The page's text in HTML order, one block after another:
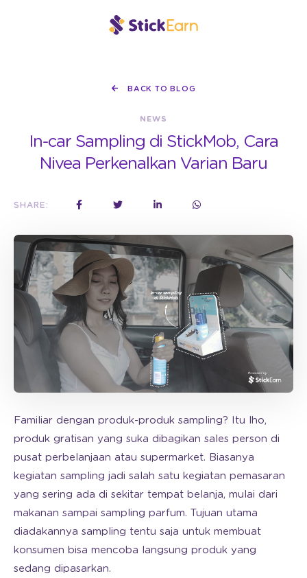
BACK TO BLOG
NEWS
In-car Sampling di StickMob, Cara
Nivea Perkenalkan Varian Baru
SHARE:
Familiar dengan produk-produk sampling? Itu lho,
produk gratisan yang suka dibagikan sales person di
pusat perbelanjaan atau supermarket. Biasanya
kegiatan sampling jadi salah satu kegiatan pemasaran
yang sering ada di sekitar tempat belanja, mulai dari
makanan sampai sampling parfum. Tujuan utama
diadakannya sampling tentu saja untuk membuat
konsumen bisa mencoba langsung produk yang
sedang dipasarkan.